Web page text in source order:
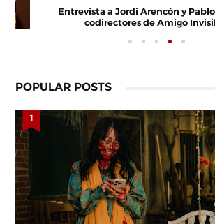
Entrevista a Paco Arasanz, director y
Nos Veremos Esta Noche, Mi
POPULAR POSTS